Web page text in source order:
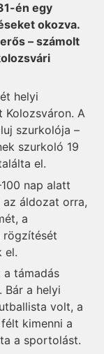
én egy
okozva.
– számolt
helyi
A
szurkolója –
szurkoló 19
el.
nap alatt
áldozat orra,
a
rögzítését
el.
támadás
Bár a helyi
volt, a
kimenni a
a sportolást.